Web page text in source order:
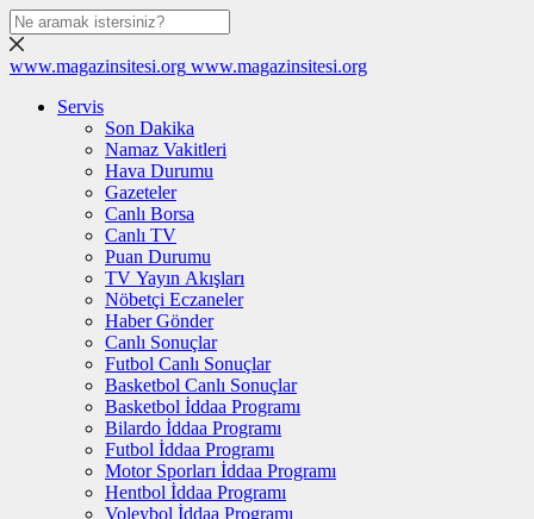
www.magazinsitesi.org www.magazinsitesi.org
Servis
Son Dakika
Namaz Vakitleri
Hava Durumu
Gazeteler
Canlı Borsa
Canlı TV
Puan Durumu
TV Yayın Akışları
Nöbetçi Eczaneler
Haber Gönder
Canlı Sonuçlar
Futbol Canlı Sonuçlar
Basketbol Canlı Sonuçlar
Basketbol İddaa Programı
Bilardo İddaa Programı
Futbol İddaa Programı
Motor Sporları İddaa Programı
Hentbol İddaa Programı
Voleybol İddaa Programı